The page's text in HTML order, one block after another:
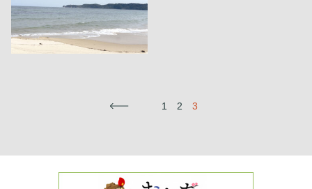
1 2 3